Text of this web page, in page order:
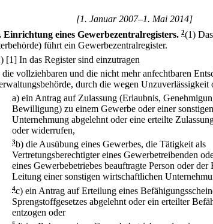
[1. Januar 2007–1. Mai 2014]
Einrichtung eines Gewerbezentralregisters. 2(1)
führt ein Gewerbezentralregister.
[1] In das Register sind einzutragen
die vollziehbaren und die nicht mehr anfechtbaren
durch die wegen Unzuverlässigkeit
a) ein Antrag auf Zulassung (Erlaubnis,
Bewilligung) zu einem Gewerbe oder einer
Unternehmung abgelehnt oder eine erteilte
oder widerrufen,
3b) die Ausübung eines Gewerbes, die Tätigkeit als
Vertretungsberechtigter eines Gewerbetreibenden
eines Gewerbebetriebes beauftragte Person oder der
Leitung einer sonstigen wirtschaftlichen
4c) ein Antrag auf Erteilung eines
Sprengstoffgesetzes abgelehnt oder ein erteilter
entzogen oder